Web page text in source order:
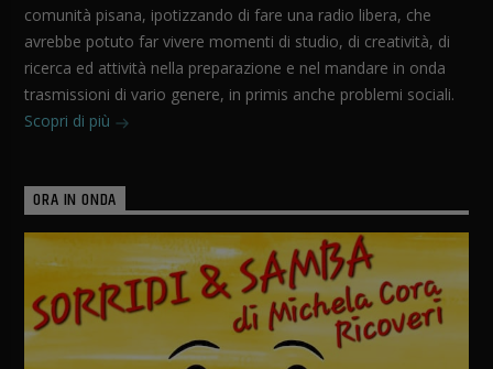
comunità pisana, ipotizzando di fare una radio libera, che
avrebbe potuto far vivere momenti di studio, di creatività, di
ricerca ed attività nella preparazione e nel mandare in onda
trasmissioni di vario genere, in primis anche problemi sociali.
Scopri di più
ORA IN ONDA